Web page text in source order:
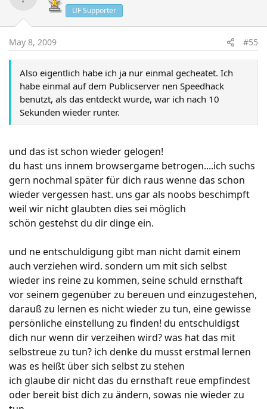
UF Supporter
May 8, 2009 #55
Also eigentlich habe ich ja nur einmal gecheatet. Ich
habe einmal auf dem Publicserver nen Speedhack
benutzt, als das entdeckt wurde, war ich nach 10
Sekunden wieder runter.
und das ist schon wieder gelogen!
du hast uns innem browsergame betrogen....ich suchs
gern nochmal später für dich raus wenne das schon
wieder vergessen hast. uns gar als noobs beschimpft
weil wir nicht glaubten dies sei möglich
schön gestehst du dir dinge ein.
und ne entschuldigung gibt man nicht damit einem
auch verziehen wird. sondern um mit sich selbst
wieder ins reine zu kommen, seine schuld ernsthaft
vor seinem gegenüber zu bereuen und einzugestehen,
darauß zu lernen es nicht wieder zu tun, eine gewisse
persönliche einstellung zu finden! du entschuldigst
dich nur wenn dir verzeihen wird? was hat das mit
selbstreue zu tun? ich denke du musst erstmal lernen
was es heißt über sich selbst zu stehen
ich glaube dir nicht das du ernsthaft reue empfindest
oder bereit bist dich zu ändern, sowas nie wieder zu